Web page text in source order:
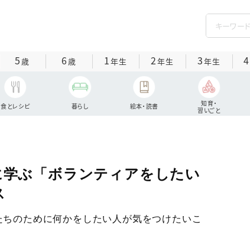
5歳 6歳 1年生 2年生 3年生 4
食とレシピ 暮らし 絵本・読書
知育・
習いごと
学ぶ「ボランティアをしたい
のために何かをしたい人が気をつけたいこ